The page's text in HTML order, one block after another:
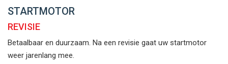
STARTMOTOR
REVISIE
Betaalbaar en duurzaam. Na een revisie gaat uw startmotor
weer jarenlang mee.